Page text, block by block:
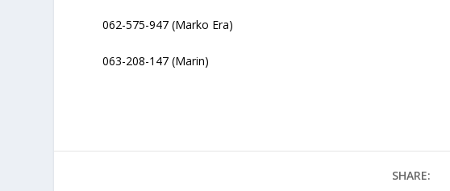
062-575-947 (Marko Era)
063-208-147 (Marin)
SHARE: